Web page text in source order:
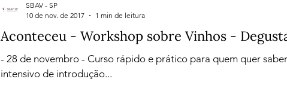
Aconteceu - Workshop sobre Vinhos -
- 28 de novembro - Curso rápido e prático para quem quer
intensivo de introdução...
SBAV - SP
10 de nov. de 2017
1 min de leitura